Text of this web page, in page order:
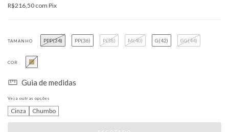
R$216,50 com Pix
TAMANHO PPP(34) PP(36) P(38) M(40) G(42) GG(44)
COR
Guia de medidas
Veja outras opções
Cinza Chumbo